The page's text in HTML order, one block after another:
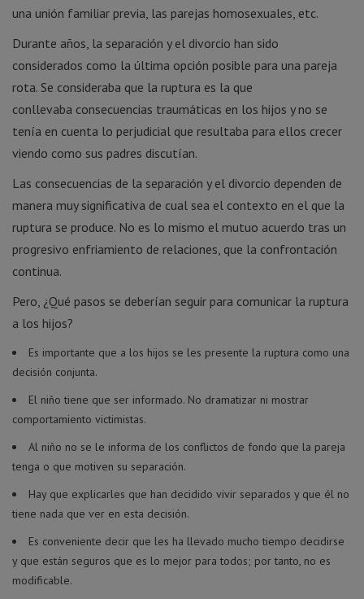
una unión familiar previa, las parejas homosexuales, etc.
Durante años, la separación y el divorcio han sido
considerados como la última opción posible para una pareja
rota. Se consideraba que la ruptura es la que
conllevaba consecuencias traumáticas en los hijos y no se
tenía en cuenta lo perjudicial que resultaba para ellos crecer
viendo como sus padres discutían.
Las consecuencias de la separación y el divorcio dependen de
manera muy significativa de cual sea el contexto en el que la
ruptura se produce. No es lo mismo el mutuo acuerdo tras un
progresivo enfriamiento de relaciones, que la confrontación
continua.
Pero, ¿Qué pasos se deberían seguir para comunicar la ruptura
a los hijos?
Es importante que a los hijos se les presente la ruptura como una
decisión conjunta.
El niño tiene que ser informado. No dramatizar ni mostrar
comportamiento victimistas.
Al niño no se le informa de los conflictos de fondo que la pareja
tenga o que motiven su separación.
Hay que explicarles que han decidido vivir separados y que él no
tiene nada que ver en esta decisión.
Es conveniente decir que les ha llevado mucho tiempo decidirse
y que están seguros que es lo mejor para todos; por tanto, no es
modificable.